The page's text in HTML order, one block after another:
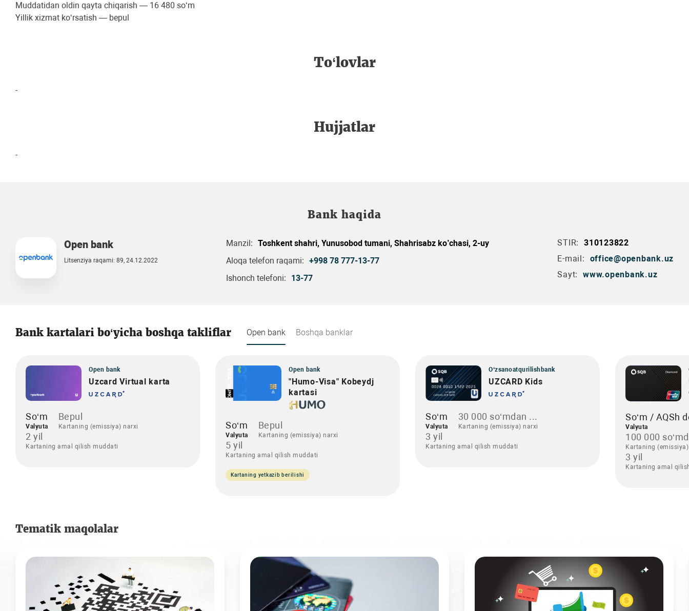
Muddatidan oldin qayta chiqarish — 16 480 so‘m
Yillik xizmat ko‘rsatish — bepul
To‘lovlar
-
Hujjatlar
-
Bank haqida
Open bank
Litsenziya raqami: 89, 24.12.2022
Manzil: Toshkent shahri, Yunusobod tumani, Shahrisabz ko’chasi, 2-uy
Aloqa telefon raqami: +998 78 777-13-77
Ishonch telefoni:
13-77
STIR:
310123822
E-mail:
office@openbank.uz
Sayt:
www.openbank.uz
Bank kartalari bo‘yicha boshqa takliflar Open bank Boshqa banklar
Open bank
Uzcard Virtual karta
So‘m
Valyuta
Bepul
Kartaning (emissiya) narxi
2 yil
Kartaning amal qilish muddati
Open bank
"Humo-Visa" Kobeydj
kartasi
So‘m
Valyuta
Bepul
Kartaning (emissiya) narxi
5 yil
Kartaning amal qilish muddati
Kartaning yetkazib berilishi
O‘zsanoatqurilishbank
UZCARD Kids
So‘m
Valyuta
30 000 so‘mdan ...
Kartaning (emissiya) narxi
3 yil
Kartaning amal qilish muddati
So‘m / AQSh
Valyuta
100 000
Kartaning
3 yil
Kartaning amal
Tematik maqolalar